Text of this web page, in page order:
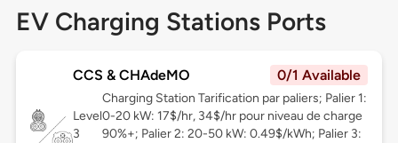
EV Charging Stations Ports
CCS & CHAdeMO 0/1 Available
Level
3
Charging Station Tarification par paliers; Palier 1:
0-20 kW: 17$/hr, 34$/hr pour niveau de charge
90%+; Palier 2: 20-50 kW: 0.49$/kWh; Palier 3: